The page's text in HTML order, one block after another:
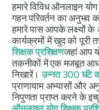
हमारे विविध ऑनलाइन
गहन परिवर्तन का अनुभव
हमारे पास आपके लक्ष्यों के
कार्यक्रमों में खुद को पूरी
शिक्षक प्रशिक्षणजहां आप
तकनीकों में एक मजबूत
निखारें।उन्नत 300 घंटे
प्राणायाम अभ्यासों और
निपुणता प्राप्त करने के